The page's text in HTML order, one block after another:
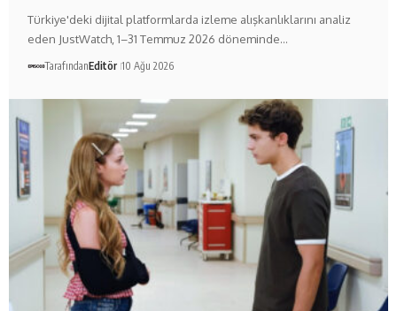
Türkiye'deki dijital platformlarda izleme alışkanlıklarını analiz
eden JustWatch, 1–31 Temmuz 2026 döneminde…
TarafındanEditör 10 Ağu 2026